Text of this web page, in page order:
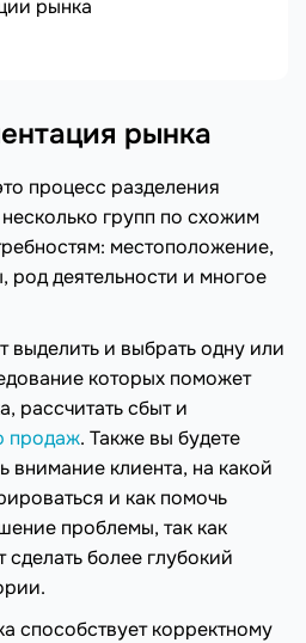
рынка
рынка
процесс разделения
групп по схожим
местоположение,
род деятельности и многое
выделить и выбрать одну или
которых поможет
рассчитать сбыт и
продаж. Также вы будете
внимание клиента, на какой
и как помочь
проблемы, так как
сделать более глубокий
способствует корректному